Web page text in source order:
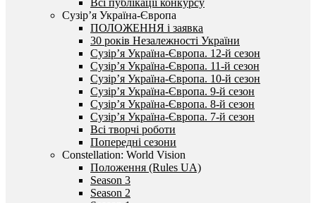
Всі публікації конкурсу
Сузір’я Україна-Європа
ПОЛОЖЕННЯ і заявка
30 років Незалежності України
Сузір’я Україна-Європа. 12-й сезон
Сузір’я Україна-Європа. 11-й сезон
Сузір’я Україна-Європа. 10-й сезон
Сузір’я Україна-Європа. 9-й сезон
Сузір’я Україна-Європа. 8-й сезон
Сузір’я Україна-Європа. 7-й сезон
Всі творчі роботи
Попередні сезони
Constellation: World Vision
Положення (Rules UA)
Season 3
Season 2